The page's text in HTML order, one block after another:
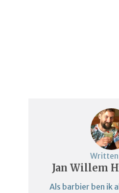
Jan Willem
Als barbier ben ik